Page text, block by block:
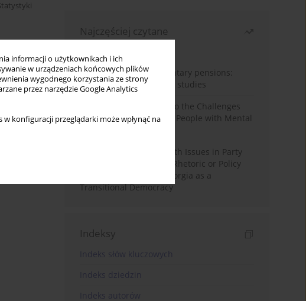
informacji o użytkownikach i ich
w urządzeniach końcowych plików
wygodnego korzystania ze strony
przez narzędzie Google Analytics
konfiguracji przeglądarki może wpłynąć na
Najczęściej czytane
Auto-enrolment in voluntary pensions:
Comparative OECD case studies
Bibliometric Insights into the Challenges
and Needs of Homeless People with Mental
The Politicisation of Youth Issues in Party
Programmes: Symbolic Rhetoric or Policy
Priority? The Case of Georgia as a
Transitional Democracy
Indeksy
Indeks słów kluczowych
Indeks dziedzin
Indeks autorów